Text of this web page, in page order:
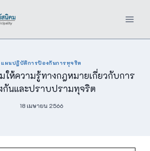
แผนปฏิบัติการป้องกันการทุจริต
ให้ความรู้ทางกฎหมายเกี่ยวกับการ
กันและปราบปรามทุจริต
18 เมษายน 2566